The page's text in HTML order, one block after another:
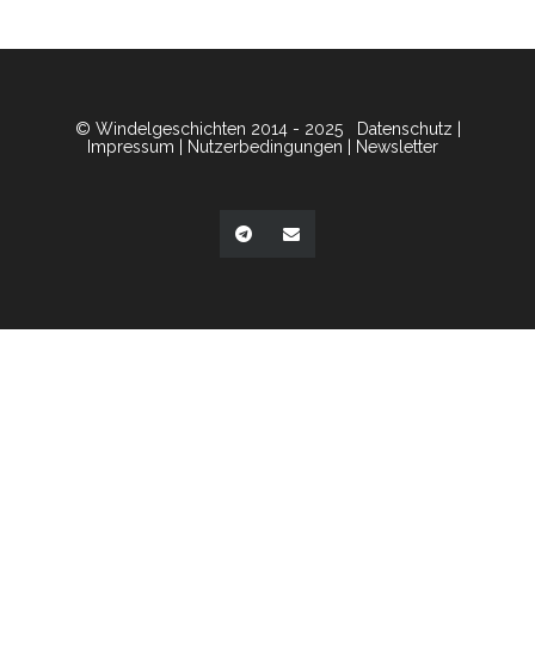
© Windelgeschichten 2014 - 2025 Datenschutz
Impressum
Nutzerbedingungen Newsletter